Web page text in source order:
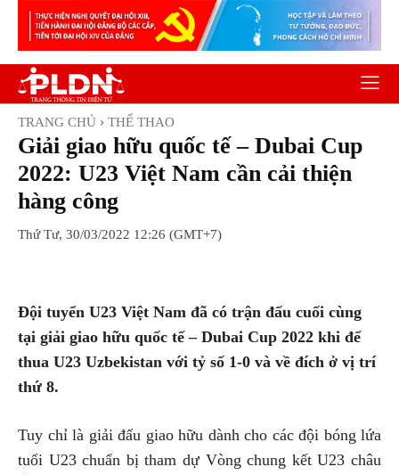
TRANG CHỦ THỂ THAO
Giải giao hữu quốc tế – Dubai Cup
2022: U23 Việt Nam cần cải thiện
hàng công
Thứ Tư, 30/03/2022 12:26 (GMT+7)
Đội tuyển U23 Việt Nam đã có trận đấu cuối cùng
tại giải giao hữu quốc tế – Dubai Cup 2022 khi để
thua U23 Uzbekistan với tỷ số 1-0 và về đích ở vị trí
thứ 8.
Tuy chỉ là giải đấu giao hữu dành cho các đội bóng lứa
tuổi U23 chuẩn bị tham dự Vòng chung kết U23 châu